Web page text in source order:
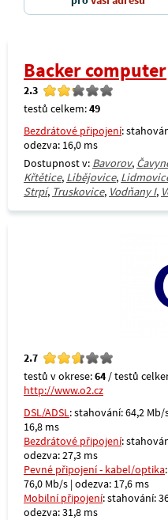
Backer computer
2.3
testů celkem:49
Bezdrátové připojení:
odezva: 16,0 ms
Dostupnost v: Bavorov,
Křtětice, Libějovice,
Strpí, Truskovice, Vodňany I,
2.7
testů v okrese:64 / testů
http://www.o2.cz
DSL/ADSL: stahování: 64,2
16,8 ms
Bezdrátové připojení:
odezva: 27,3 ms
Pevné připojení - kabel/optika
76,0 Mb/s | odezva: 17,6 ms
Mobilní připojení: stahování:
odezva: 31,8 ms